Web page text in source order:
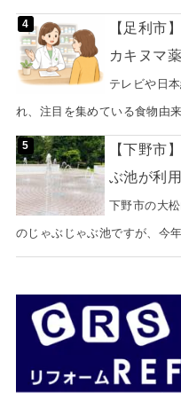
【足利市
カキヌマ
テレビや日
れ、注目を集めている食物由
【下野市
ぶ池が利
下野市の大
のじゃぶじゃぶ池ですが、今